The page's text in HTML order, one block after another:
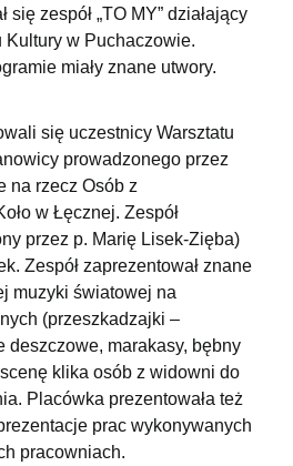
zespół „TO MY” działający
Kultury w Puchaczowie.
miały znane utwory.
się uczestnicy Warsztatu
prowadzonego przez
na rzecz Osób z
w Łęcznej. Zespół
przez p. Marię Lisek-Zięba)
Zespół zaprezentował znane
muzyki światowej na
(przeszkadzajki –
deszczowe, marakasy, bębny
klika osób z widowni do
Placówka prezentowała też
prac wykonywanych
pracowniach.